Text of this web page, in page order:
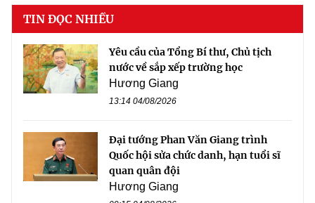
TIN ĐỌC NHIỀU
Yêu cầu của Tổng Bí thư, Chủ tịch
nước về sắp xếp trường học
Hương Giang
13:14 04/08/2026
Đại tướng Phan Văn Giang trình
Quốc hội sửa chức danh, hạn tuổi sĩ
quan quân đội
Hương Giang